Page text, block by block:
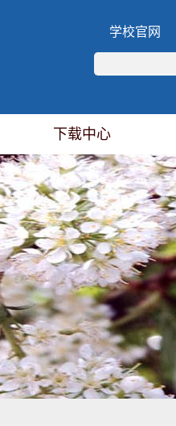
学校官网
下载中心